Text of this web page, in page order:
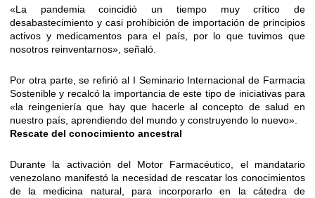
«La pandemia coincidió un tiempo muy crítico de
desabastecimiento y casi prohibición de importación de principios
activos y medicamentos para el país, por lo que tuvimos que
nosotros reinventarnos», señaló.
Por otra parte, se refirió al I Seminario Internacional de Farmacia
Sostenible y recalcó la importancia de este tipo de iniciativas para
«la reingeniería que hay que hacerle al concepto de salud en
nuestro país, aprendiendo del mundo y construyendo lo nuevo».
Rescate del conocimiento ancestral
Durante la activación del Motor Farmacéutico, el mandatario
venezolano manifestó la necesidad de rescatar los conocimientos
de la medicina natural, para incorporarlo en la cátedra de